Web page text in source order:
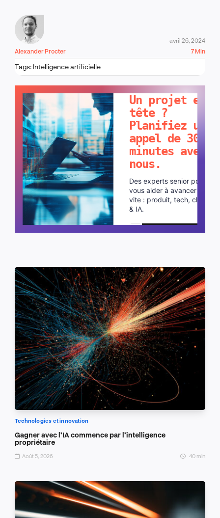
Alexander Procter
avril 26, 2024
7 Min
Tags: Intelligence artificielle
Un projet en
tête ?
Planifiez un
appel de 30
minutes avec
nous.
Des experts senior pour
vous aider à avancer plus
vite : produit, tech, cloud
& IA.
Planifier un appel
Technologies et innovation
Gagner avec l’IA commence par l’intelligence
propriétaire
Août 5, 2026 40 min